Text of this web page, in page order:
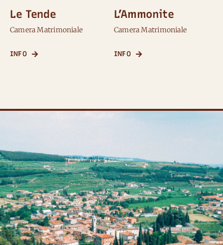
Le Tende
Camera Matrimoniale
INFO
L’Ammonite
Camera Matrimoniale
INFO